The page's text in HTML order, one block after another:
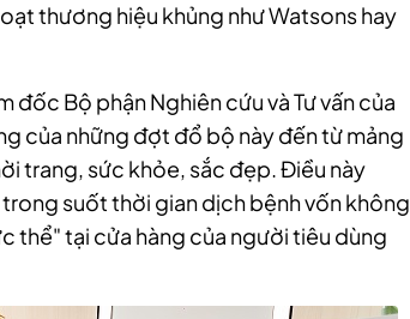
thương hiệu khủng như Watsons hay
đốc Bộ phận Nghiên cứu và Tư vấn của
của những đợt đổ bộ này đến từ mảng
trang, sức khỏe, sắc đẹp. Điều này
suốt thời gian dịch bệnh vốn không
thể" tại cửa hàng của người tiêu dùng